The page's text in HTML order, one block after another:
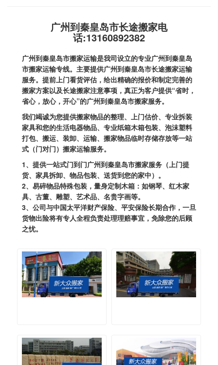
广州到秦皇岛市长途搬家电
话:13160892382
广州到秦皇岛市搬家运输是我司设立的专业广州到秦皇岛
市搬家运输专线。主要提供广州到秦皇岛市长途搬家运输
服务。提前上门看货评估，给出精确的报价和制定完善的
搬家方案以及长途搬家注意事项，真正为客户提供“省时，
省心，放心，开心”的广州到秦皇岛市搬家服务。
我们竭诚为您提供搬家物品的整理、上门估价、专业拆装
家具和您的生活电器物品、专业纸箱木箱包装、泡沫塑料
打包、搬运、装卸、运输、搬家物品临时存储存放等一站
式（门对门）搬家运输服务。
1、提供一站式门到门广州到秦皇岛市搬家服务（上门提
货、家具拆卸、物品包装、送货到您的家中）。
2、易碎物品特殊包装，量身定制木箱：如钢琴、红木家
具、古董、雕塑、艺术品、名贵字画等。
3、公司与中国太平洋财产保险、平安保险长期合作，一旦
货物出险将有专人全程负责处理理赔事宜，免除您的后顾
之忧。